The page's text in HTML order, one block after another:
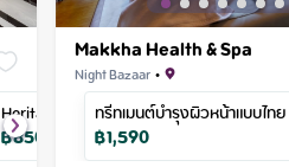
60
Aroma hot
Heritage Thai Massage
฿850
Makkha Health & Spa
Night Bazaar•
ทรีทเมนต์บำรุงผิวหน้าแบบไทย
฿1,590